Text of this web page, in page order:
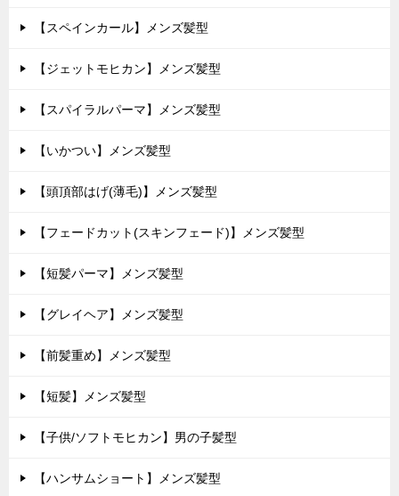
【スペインカール】メンズ髪型
【ジェットモヒカン】メンズ髪型
【スパイラルパーマ】メンズ髪型
【いかつい】メンズ髪型
【頭頂部はげ(薄毛)】メンズ髪型
【フェードカット(スキンフェード)】メンズ髪型
【短髪パーマ】メンズ髪型
【グレイヘア】メンズ髪型
【前髪重め】メンズ髪型
【短髪】メンズ髪型
【子供/ソフトモヒカン】男の子髪型
【ハンサムショート】メンズ髪型